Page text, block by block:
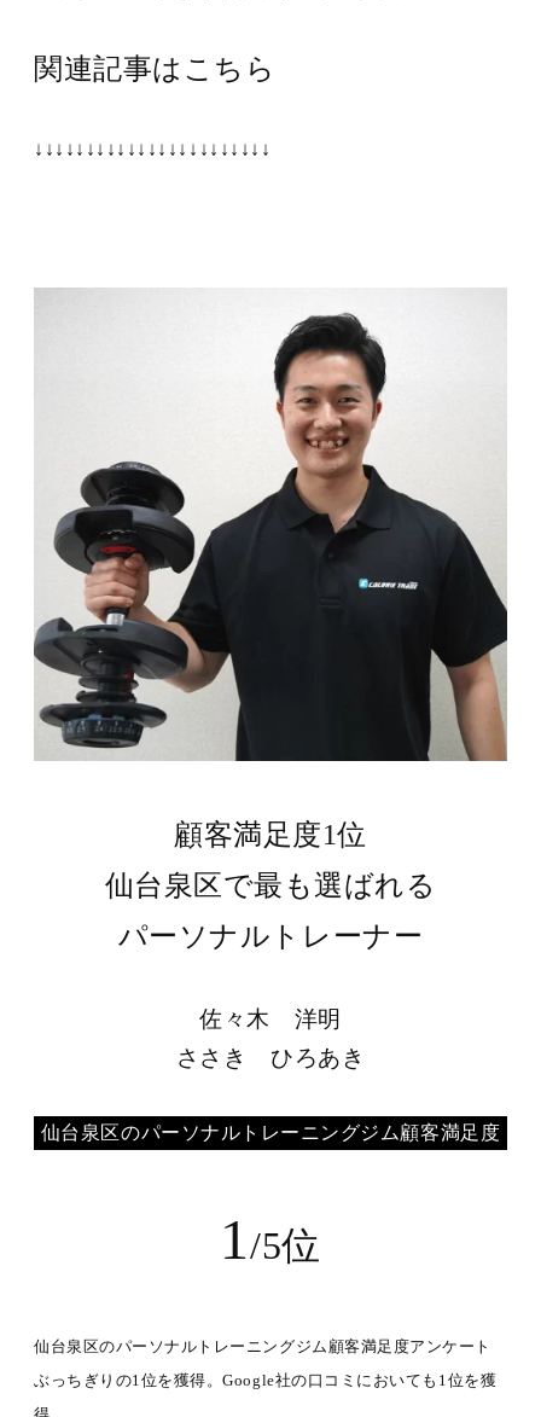
関連記事はこちら
↓↓↓↓↓↓↓↓↓↓↓↓↓↓↓↓↓↓↓↓↓↓↓
顧客満足度1位
仙台泉区で最も選ばれる
パーソナルトレーナー
佐々木 洋明
ささき ひろあき
仙台泉区のパーソナルトレーニングジム顧客満足度
1/5位
仙台泉区のパーソナルトレーニングジム顧客満足度アンケート
ぶっちぎりの1位を獲得。Google社の口コミにおいても1位を獲